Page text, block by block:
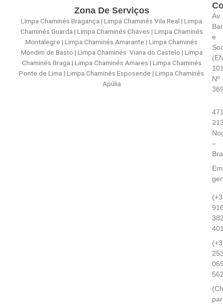
Zona De Serviços
Limpa Chaminés Bragança | Limpa Chaminés Vila Real | Limpa
Chaminés Guarda | Limpa Chaminés Chaves | Limpa Chaminés
Montalegre | Limpa Chaminés Amarante | Limpa Chaminés
Mondim de Basto | Limpa Chaminés Viana do Castelo | Limpa
Chaminés Braga | Limpa Chaminés Amares | Limpa Chaminés
Ponte de Lima | Limpa Chaminés Esposende | Limpa Chaminés
Apúlia
Av.
e
Nº
–